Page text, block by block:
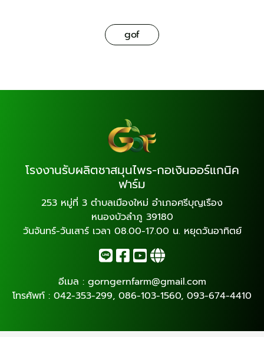
gof
โรงงานรับผลิตชาสมุนไพร-กอเงินออร์แกนิค
ฟาร์ม
253 หมู่ที่ 3 ตำบลเมืองใหม่ อำเภอศรีบุญเรือง
หนองบัวลำภู 39180
วันจันทร์-วันเสาร์ เวลา 08.00-17.00 น. หยุดวันอาทิตย์
อีเมล : gorngernfarm@gmail.com
โทรศัพท์ : 042-353-299, 086-103-1560, 093-674-4410